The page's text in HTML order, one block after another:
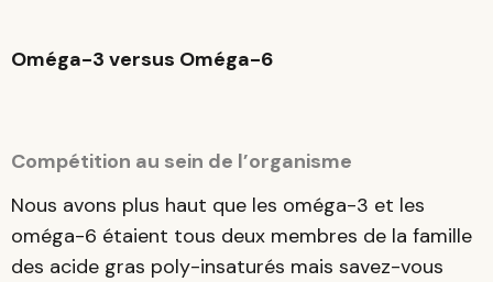
Oméga-3 versus Oméga-6
Compétition au sein de l’organisme
Nous avons plus haut que les oméga-3 et les
oméga-6 étaient tous deux membres de la famille
des acide gras poly-insaturés mais savez-vous